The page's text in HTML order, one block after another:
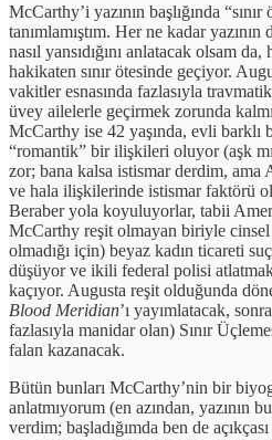
McCarthy’i yazının başlığında
tanımlamıştım. Her ne kadar
nasıl yansıdığını anlatacak olsam
hakikaten sınır ötesinde geçiyor.
vakitler esnasında fazlasıyla
üvey ailelerle geçirmek zorunda
McCarthy ise 42 yaşında, evli barklı
“romantik” bir ilişkileri oluyor (aşk
zor; bana kalsa istismar derdim, ama
ve hala ilişkilerinde istismar faktörü
Beraber yola koyuluyorlar, tabii
McCarthy reşit olmayan biriyle
olmadığı için) beyaz kadın ticareti
düşüyor ve ikili federal polisi atlatmak
kaçıyor. Augusta reşit olduğunda
Blood Meridian’ı yayımlatacak,
fazlasıyla manidar olan) Sınır
falan kazanacak.
Bütün bunları McCarthy’nin bir
anlatmıyorum (en azından, yazının
verdim; başladığımda ben de